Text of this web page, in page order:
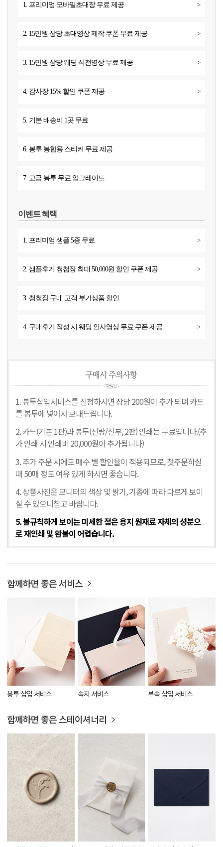
1. 프리미엄 모바일초대장 무료 제공 >
2. 15만원 상당 초대영상 제작 쿠폰 무료 제공 >
3. 15만원 상당 웨딩 식전영상 무료 제공 >
4. 감사장 15% 할인 쿠폰 제공 >
5. 기본 배송비 1곳 무료
6. 봉투 봉합용 스티커 무료 제공
7. 고급 봉투 무료 업그레이드
이벤트 혜택
1. 프리미엄 샘플 5종 무료 >
2. 샘플후기 청첩장 최대 50,000원 할인 쿠폰 제공 >
3. 청첩장 구매 고객 부가상품 할인
4. 구매후기 작성 시 웨딩 인사영상 무료 쿠폰 제공 >
1. 봉투삽입서비스를 신청하시면 장당 200원이 추가 되며 카드
를 봉투에 넣어서 보내드립니다.
2. 카드(기본 1판)과 봉투(신랑/신부, 2판) 인쇄는 무료입니다.(추
가 인쇄 시 인쇄비 20,000원이 추가됩니다)
3. 추가 주문 시에도 매수 별 할인율이 적용되므로, 첫주문하실
때 50매 정도 여유 있게 하시면 좋습니다.
4. 상품사진은 모니터의 색상 및 밝기, 기종에 따라 다르게 보이
실 수 있으니참고 바랍니다.
5. 불규칙하게 보이는 미세한 점은 용지 원재료 자체의 성분으
로 재인쇄 및 환불이 어렵습니다.
함께하면 좋은 서비스
봉투 삽입 서비스 속지 서비스 부속 삽입 서비스
함께하면 좋은 스테이셔너리